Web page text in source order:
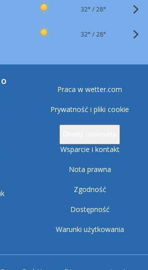
32° /28°
32° /28°
Praca w wetter.com
Prywatność i pliki cookie
Wsparcie i kontakt
Nota prawna
Zgodność
Dostępność
Warunki użytkowania